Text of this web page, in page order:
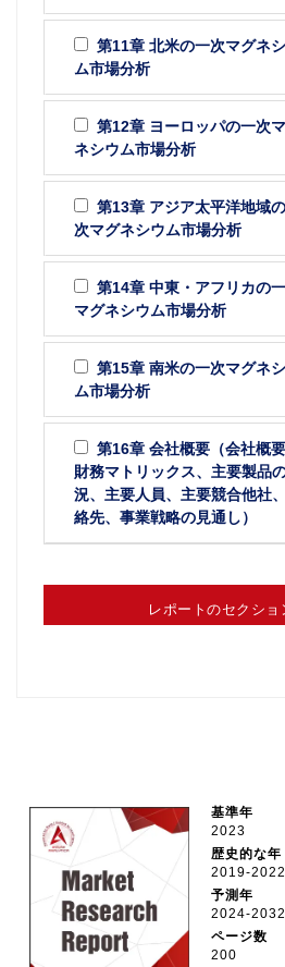
第11章 北米の一次マグネ
ム市場分析
第12章 ヨーロッパの一次
ネシウム市場分析
第13章 アジア太平洋地域
次マグネシウム市場分析
第14章 中東・アフリカの
マグネシウム市場分析
第15章 南米の一次マグネ
ム市場分析
第16章 会社概要（会社概要
財務マトリックス、主要製品
況、主要人員、主要競合他社
絡先、事業戦略の見通し）
レポートのセクショ
基準年
2023
歴史的な年
2019-2022
予測年
2024-2032
ページ数
200